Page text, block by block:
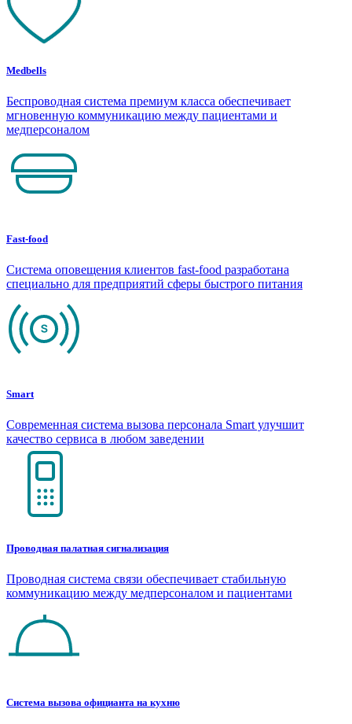
Medbells
Беспроводная система премиум класса обеспечивает
мгновенную коммуникацию между пациентами и
медперсоналом
Fast-food
Система оповещения клиентов fast-food разработана
специально для предприятий сферы быстрого питания
Smart
Современная система вызова персонала Smart улучшит
качество сервиса в любом заведении
Проводная палатная сигнализация
Проводная система связи обеспечивает стабильную
коммуникацию между медперсоналом и пациентами
Система вызова официанта на кухню